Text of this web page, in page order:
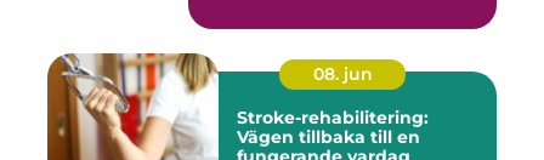
08. jun
Stroke-rehabilitering:
Vägen tillbaka till en